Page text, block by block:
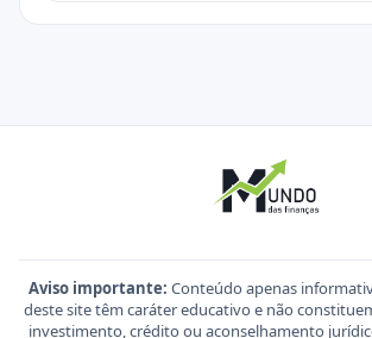
Aviso importante: Conteúdo apenas
deste site têm caráter educativo e não
investimento, crédito ou aconselhamento